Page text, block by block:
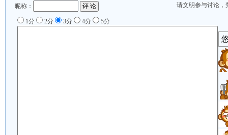
请文明参与讨论，
昵称：
1分 2分 3分 4分 5分